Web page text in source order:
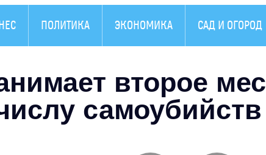
ПОЛИТИКА ЭКОНОМИКА САД И ОГОРОД
второе
самоубийств